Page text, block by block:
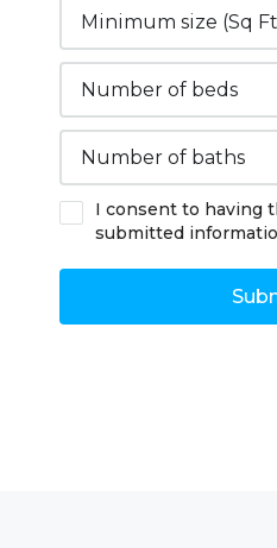
I consent to having
submitted